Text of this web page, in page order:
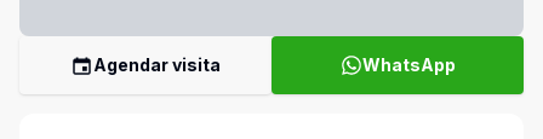
Agendar visita WhatsApp